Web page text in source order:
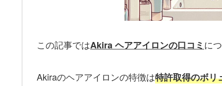
この記事ではAkira ヘアアイロンの口コミに
Akiraのヘアアイロンの特徴は特許取得のボリ